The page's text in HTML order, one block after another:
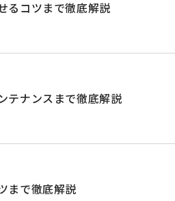
るコツまで徹底解説
テナンスまで徹底解説
まで徹底解説